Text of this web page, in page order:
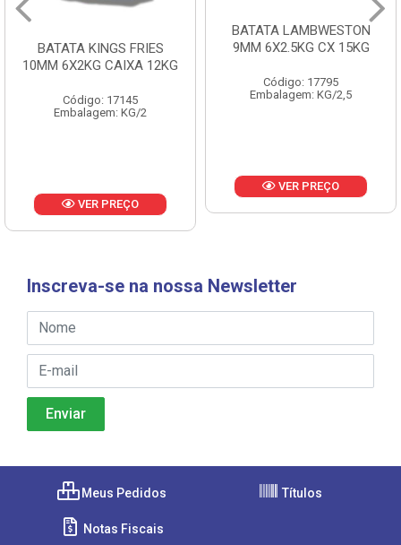
9MM 6X2.5KG CX 15KG
Embalagem: KG/2,5
BATATA LAMBWESTON
7MM 8X2,25KG CX 18KG
Código: 18433
Embalagem: KG/2,25
VER PREÇO
Inscreva-se na nossa Newsletter
Meus Pedidos Títulos
Notas Fiscais